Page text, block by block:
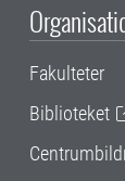
Fakulteter
Biblioteket